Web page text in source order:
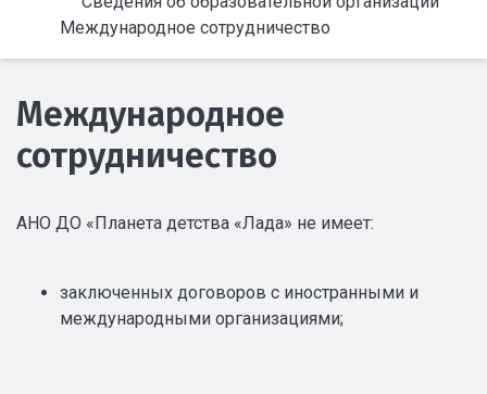
Международное сотрудничество
Международное
сотрудничество
АНО ДО «Планета детства «Лада» не имеет:
заключенных договоров с иностранными и
международными организациями;